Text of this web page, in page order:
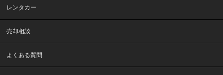
レンタカー
売却相談
よくある質問